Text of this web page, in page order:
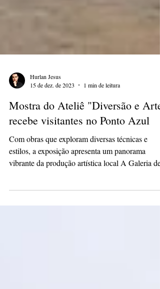
15 de dez. de 2023
1 min de leitura
Mostra do Ateliê "Diversão e Arte"
recebe visitantes no Ponto Azul
Com obras que exploram diversas técnicas e
estilos, a exposição apresenta um panorama